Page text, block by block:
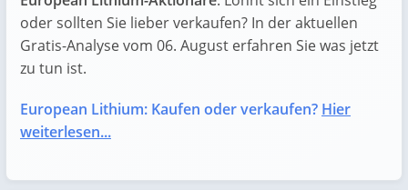
oder sollten Sie lieber verkaufen? In der aktuellen
Gratis-Analyse vom 06. August erfahren Sie was jetzt
zu tun ist.
European Lithium: Kaufen oder verkaufen? Hier
weiterlesen...